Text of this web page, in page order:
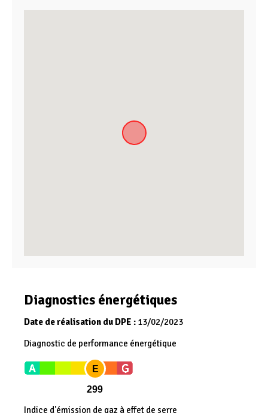
Diagnostics énergétiques
Date de réalisation du DPE : 13/02/2023
Diagnostic de performance énergétique
E
299
Indice d'émission de gaz à effet de serre